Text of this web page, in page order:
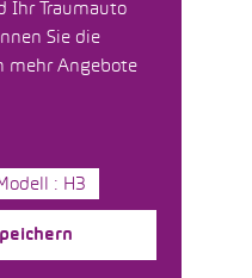
Ihr Traumauto
Sie die
mehr Angebote
: H3